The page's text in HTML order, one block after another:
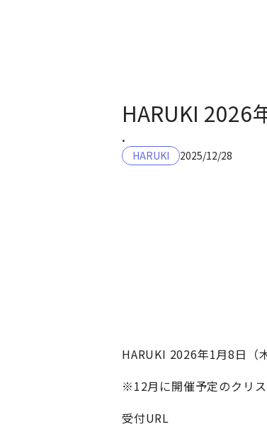
HARUKI 2026
.
HARUKI 2025/12/28
HARUKI 2026年1月8日（
※12月に開催予定のクリ
受付URL